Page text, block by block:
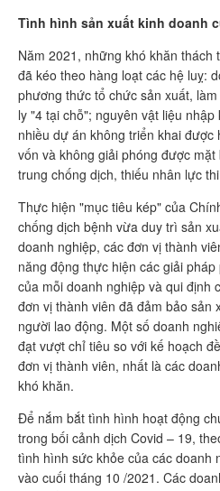
Tình hình sản xuất kinh doanh
Năm 2021, những khó khăn thách
đã kéo theo hàng loạt các hệ luỵ:
phương thức tổ chức sản xuất,
ly "4 tại chỗ"; nguyên vật liệu
nhiều dự án không triển khai được
vốn và không giải phóng được
trung chống dịch, thiếu nhân lực
Thực hiện "mục tiêu kép" của
chống dịch bệnh vừa duy trì sản
doanh nghiệp, các đơn vị thành
năng động thực hiện các giải
của mỗi doanh nghiệp và qui định
đơn vị thành viên đã đảm bảo sản
người lao động. Một số doanh
đạt vượt chỉ tiêu so với kế hoạch
đơn vị thành viên, nhất là các
khó khăn.
Để nắm bắt tình hình hoạt động
trong bối cảnh dịch Covid – 19,
tình hình sức khỏe của các doanh
vào cuối tháng 10 /2021. Các